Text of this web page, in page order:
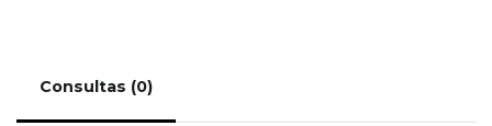
Consultas (0)